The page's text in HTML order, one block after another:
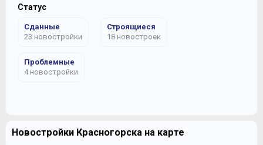
Статус
Сданные
23 новостройки
Строящиеся
18 новостроек
Проблемные
4 новостройки
Новостройки Красногорска на карте